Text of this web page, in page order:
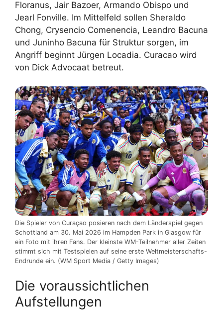
Floranus, Jair Bazoer, Armando Obispo und
Jearl Fonville. Im Mittelfeld sollen Sheraldo
Chong, Crysencio Comenencia, Leandro Bacuna
und Juninho Bacuna für Struktur sorgen, im
Angriff beginnt Jürgen Locadia. Curacao wird
von Dick Advocaat betreut.
Die Spieler von Curaçao posieren nach dem Länderspiel gegen
Schottland am 30. Mai 2026 im Hampden Park in Glasgow für
ein Foto mit ihren Fans. Der kleinste WM-Teilnehmer aller Zeiten
stimmt sich mit Testspielen auf seine erste Weltmeisterschafts-
Endrunde ein. (WM Sport Media / Getty Images)
Die voraussichtlichen
Aufstellungen